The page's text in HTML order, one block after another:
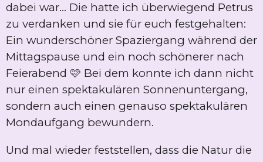
dabei war... Die hatte ich überwiegend Petrus
zu verdanken und sie für euch festgehalten:
Ein wunderschöner Spaziergang während der
Mittagspause und ein noch schönerer nach
Feierabend 🩷 Bei dem konnte ich dann nicht
nur einen spektakulären Sonnenuntergang,
sondern auch einen genauso spektakulären
Mondaufgang bewundern.
Und mal wieder feststellen, dass die Natur die